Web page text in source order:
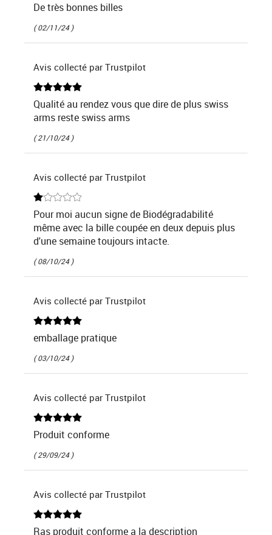
De très bonnes billes
( 02/11/24 )
Avis collecté par Trustpilot
Qualité au rendez vous que dire de plus swiss
arms reste swiss arms
( 21/10/24 )
Avis collecté par Trustpilot
Pour moi aucun signe de Biodégradabilité
même avec la bille coupée en deux depuis plus
d'une semaine toujours intacte.
( 08/10/24 )
Avis collecté par Trustpilot
emballage pratique
( 03/10/24 )
Avis collecté par Trustpilot
Produit conforme
( 29/09/24 )
Avis collecté par Trustpilot
Ras produit conforme a la description